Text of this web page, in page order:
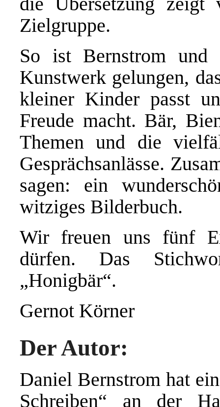
Zielgruppe.
So ist Bernstrom und
Kunstwerk gelungen,
kleiner Kinder passt
Freude macht. Bär,
Themen und die
Gesprächsanlässe.
sagen: ein
witziges Bilderbuch.
Wir freuen uns fünf
dürfen. Das
„Honigbär“.
Gernot Körner
Der Autor:
Daniel Bernstrom hat
Schreiben“ an der